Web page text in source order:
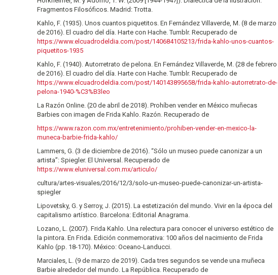
Fragmentos Filosóficos. Madrid: Trotta.
Kahlo, F. (1935). Unos cuantos piquetitos. En Fernández Villaverde, M. (8 de marzo
de 2016). El cuadro del día. Harte con Hache. Tumblr. Recuperado de
https://www.elcuadrodeldia.com/post/140684105213/frida-kahlo-unos-cuantos-
piquetitos-1935
Kahlo, F. (1940). Autorretrato de pelona. En Fernández Villaverde, M. (28 de febrero
de 2016). El cuadro del día. Harte con Hache. Tumblr. Recuperado de
https://www.elcuadrodeldia.com/post/140143895658/frida-kahlo-autorretrato-de-
pelona-1940-%C3%B3leo
La Razón Online. (20 de abril de 2018). Prohíben vender en México muñecas
Barbies con imagen de Frida Kahlo. Razón. Recuperado de
https://www.razon.com.mx/entretenimiento/prohiben-vender-en-mexico-la-
muneca-barbie-frida-kahlo/
Lammers, G. (3 de diciembre de 2016). “Sólo un museo puede canonizar a un
artista”: Spiegler. El Universal. Recuperado de
https://www.eluniversal.com.mx/articulo/
cultura/artes-visuales/2016/12/3/solo-un-museo-puede-canonizar-un-artista-
spiegler
Lipovetsky, G. y Serroy, J. (2015). La estetización del mundo. Vivir en la época del
capitalismo artístico. Barcelona: Editorial Anagrama.
Lozano, L. (2007). Frida Kahlo. Una relectura para conocer el universo estético de
la pintora. En Frida. Edición conmemorativa: 100 años del nacimiento de Frida
Kahlo (pp. 18-170). México: Oceano-Landucci.
Marciales, L. (9 de marzo de 2019). Cada tres segundos se vende una muñeca
Barbie alrededor del mundo. La República. Recuperado de